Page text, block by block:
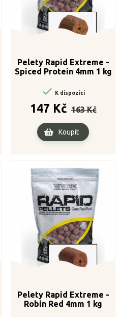
Pelety Rapid Extreme -
Spiced Protein 4mm 1 kg
 K dispozici
147 Kč cena
163 Kč
Koupit
Pelety Rapid Extreme -
Robin Red 4mm 1 kg